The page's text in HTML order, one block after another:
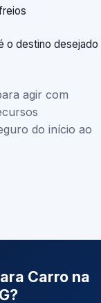
o destino desejado
agir com
do início ao
Carro na